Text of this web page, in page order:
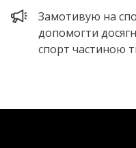
Замотивую на
допомогти
спорт частиною